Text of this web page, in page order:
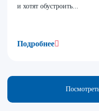
и хотят обустроить...
Подробнее